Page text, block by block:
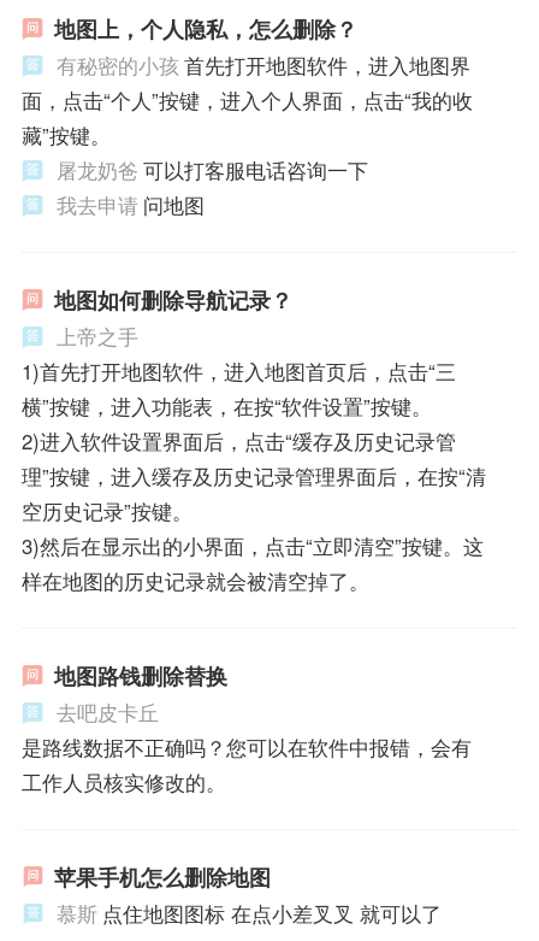
地图上，个人隐私，怎么删除？
有秘密的小孩 首先打开地图软件，进入地图界
面，点击“个人”按键，进入个人界面，点击“我的收
藏”按键。
屠龙奶爸 可以打客服电话咨询一下
我去申请 问地图
地图如何删除导航记录？
上帝之手
1)首先打开地图软件，进入地图首页后，点击“三
横”按键，进入功能表，在按“软件设置”按键。
2)进入软件设置界面后，点击“缓存及历史记录管
理”按键，进入缓存及历史记录管理界面后，在按“清
空历史记录”按键。
3)然后在显示出的小界面，点击“立即清空”按键。这
样在地图的历史记录就会被清空掉了。
地图路钱删除替换
去吧皮卡丘
是路线数据不正确吗？您可以在软件中报错，会有
工作人员核实修改的。
苹果手机怎么删除地图
慕斯 点住地图图标 在点小差叉叉 就可以了